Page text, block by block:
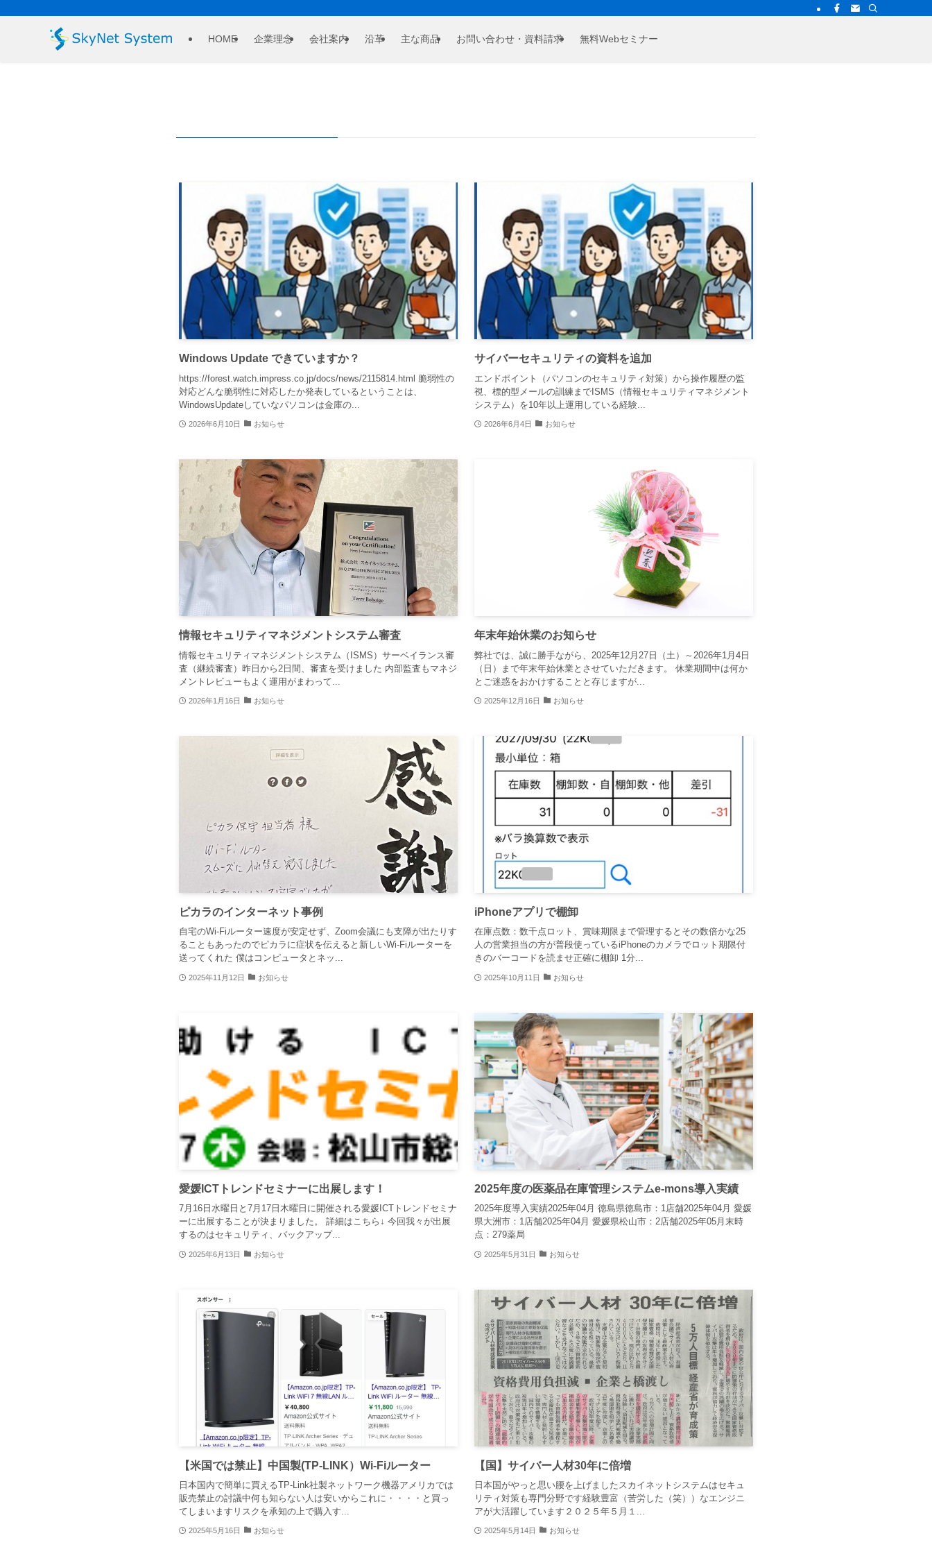
HOME 企業理念 会社案内 沿革 主な商品 お問い合わせ・資料請求 無料Webセミナー
Windows Update できていますか？
https://forest.watch.impress.co.jp/docs/news/2115814.html 脆弱性の
対応どんな脆弱性に対応したか発表しているということは、
WindowsUpdateしていなパソコンは金庫の...
2026年6月10日 お知らせ
サイバーセキュリティの資料を追加
エンドポイント（パソコンのセキュリティ対策）から操作履歴の監
視、標的型メールの訓練までISMS（情報セキュリティマネジメント
システム）を10年以上運用している経験...
2026年6月4日 お知らせ
情報セキュリティマネジメントシステム審査
情報セキュリティマネジメントシステム（ISMS）サーベイランス審
査（継続審査）昨日から2日間、審査を受けました 内部監査もマネジ
メントレビューもよく運用がまわって...
2026年1月16日 お知らせ
年末年始休業のお知らせ
弊社では、誠に勝手ながら、2025年12月27日（土）～2026年1月4日
（日）まで年末年始休業とさせていただきます。 休業期間中は何か
とご迷惑をおかけすることと存じますが...
2025年12月16日 お知らせ
ピカラのインターネット事例
自宅のWi-Fiルーター速度が安定せず、Zoom会議にも支障が出たりす
ることもあったのでピカラに症状を伝えると新しいWi-Fiルーターを
送ってくれた 僕はコンピュータとネッ...
2025年11月12日 お知らせ
iPhoneアプリで棚卸
在庫点数：数千点ロット、賞味期限まで管理するとその数倍かな25
人の営業担当の方が普段使っているiPhoneのカメラでロット期限付
きのバーコードを読ませ正確に棚卸 1分...
2025年10月11日 お知らせ
愛媛ICTトレンドセミナーに出展します！
7月16日水曜日と7月17日木曜日に開催される愛媛ICTトレンドセミナ
ーに出展することが決まりました。 詳細はこちら↓ 今回我々が出展
するのはセキュリティ、バックアップ...
2025年6月13日 お知らせ
2025年度の医薬品在庫管理システムe-mons導入実績
2025年度導入実績2025年04月 徳島県徳島市：1店舗2025年04月 愛媛
県大洲市：1店舗2025年04月 愛媛県松山市：2店舗2025年05月末時
点：279薬局
2025年5月31日 お知らせ
【米国では禁止】中国製(TP-LINK）Wi-Fiルーター
日本国内で簡単に買えるTP-Link社製ネットワーク機器アメリカでは
販売禁止の討議中何も知らない人は安いからこれに・・・・と買っ
てしまいますリスクを承知の上で購入す...
2025年5月16日 お知らせ
【国】サイバー人材30年に倍増
日本国がやっと思い腰を上げましたスカイネットシステムはセキュ
リティ対策も専門分野です経験豊富（苦労した（笑））なエンジニ
アが大活躍しています２０２５年５月１...
2025年5月14日 お知らせ